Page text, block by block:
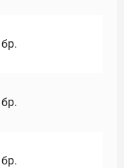
бр.
бр.
бр.